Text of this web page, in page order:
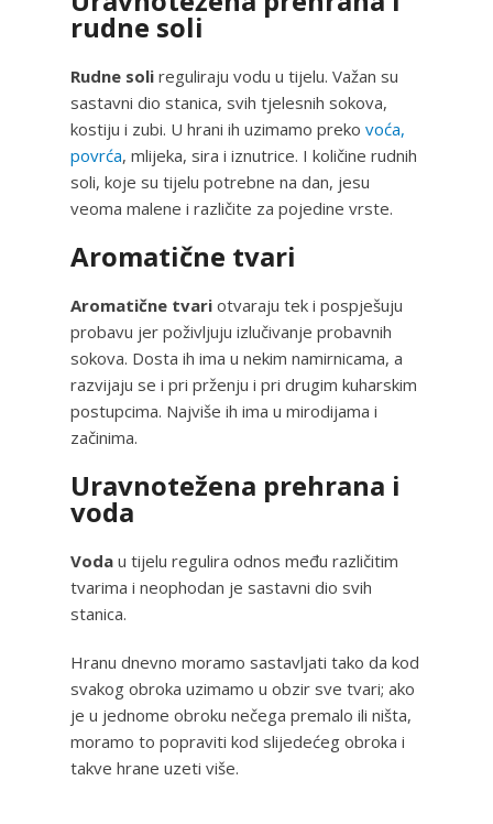
rudne soli
Rudne soli reguliraju vodu u tijelu. Važan su
sastavni dio stanica, svih tjelesnih sokova,
kostiju i zubi. U hrani ih uzimamo preko voća,
povrća, mlijeka, sira i iznutrice. I količine rudnih
soli, koje su tijelu potrebne na dan, jesu
veoma malene i različite za pojedine vrste.
Aromatične tvari
Aromatične tvari otvaraju tek i pospješuju
probavu jer poživljuju izlučivanje probavnih
sokova. Dosta ih ima u nekim namirnicama, a
razvijaju se i pri prženju i pri drugim kuharskim
postupcima. Najviše ih ima u mirodijama i
začinima.
Uravnotežena prehrana i
voda
Voda u tijelu regulira odnos među različitim
tvarima i neophodan je sastavni dio svih
stanica.
Hranu dnevno moramo sastavljati tako da kod
svakog obroka uzimamo u obzir sve tvari; ako
je u jednome obroku nečega premalo ili ništa,
moramo to popraviti kod slijedećeg obroka i
takve hrane uzeti više.